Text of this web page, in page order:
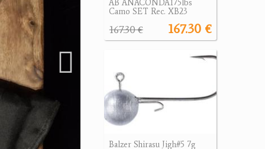
AB ANACONDA175lbs
Camo SET Rec. XB23
167.30 €
167.30 €
Balzer Shirasu Jigh#5 7g